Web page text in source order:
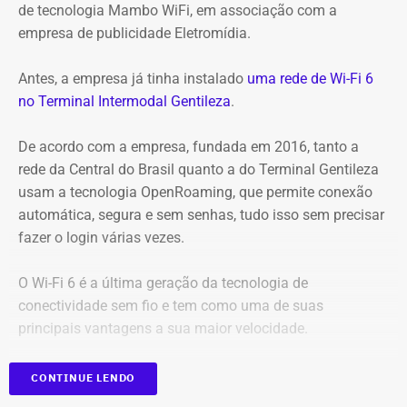
Captura de tela da publicação de André Janones, utilizado como prova na
representação de Alana Passos — Foto: Reprodução
Na representação, Alana Passos argumenta que, por se
tratar de um deputado federal e agente público, as
declarações extrapolam os limites da liberdade de
expressão e podem caracterizar, em tese, violação aos
artigos 286 e 287 do Código Penal, que tratam,
de tecnologia Mambo WiFi, em associação com a
empresa de publicidade Eletromídia.
Antes, a empresa já tinha instalado uma rede de Wi-Fi 6
no Terminal Intermodal Gentileza.
De acordo com a empresa, fundada em 2016, tanto a
rede da Central do Brasil quanto a do Terminal Gentileza
usam a tecnologia OpenRoaming, que permite conexão
automática, segura e sem senhas, tudo isso sem precisar
fazer o login várias vezes.
O Wi-Fi 6 é a última geração da tecnologia de
conectividade sem fio e tem como uma de suas
principais vantagens a sua maior velocidade.
Com informações da coluna Capital, em “O Globo”.
CONTINUE LENDO